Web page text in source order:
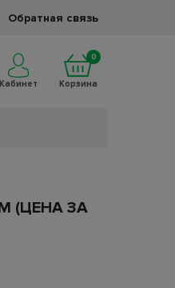
Обратная связь
Кабинет
0
Корзина
(ЦЕНА ЗА